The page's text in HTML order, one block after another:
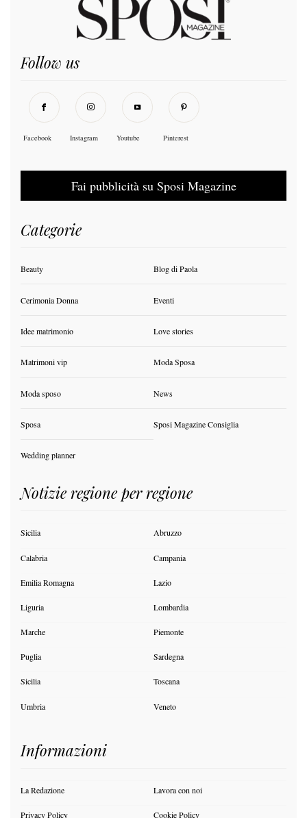
Follow us
Facebook Instagram Youtube Pinterest
Fai pubblicità su Sposi Magazine
Categorie
Beauty Blog di Paola
Cerimonia Donna Eventi
Idee matrimonio Love stories
Matrimoni vip Moda Sposa
Moda sposo News
Sposa Sposi Magazine Consiglia
Wedding planner
Notizie regione per regione
Sicilia Abruzzo
Calabria Campania
Emilia Romagna Lazio
Liguria Lombardia
Marche Piemonte
Puglia Sardegna
Sicilia Toscana
Umbria Veneto
Informazioni
La Redazione Lavora con noi
Privacy Policy Cookie Policy